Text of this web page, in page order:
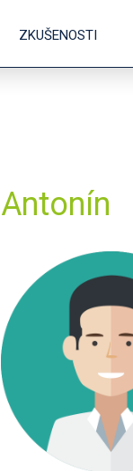
ZKUŠENOSTI
Antonín